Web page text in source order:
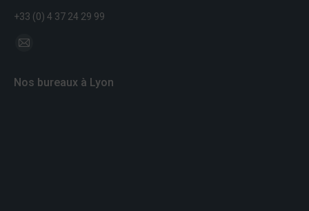
+33 (0) 4 37 24 29 99
Trouvez nous sur :
opens
Nos bureaux à Lyon